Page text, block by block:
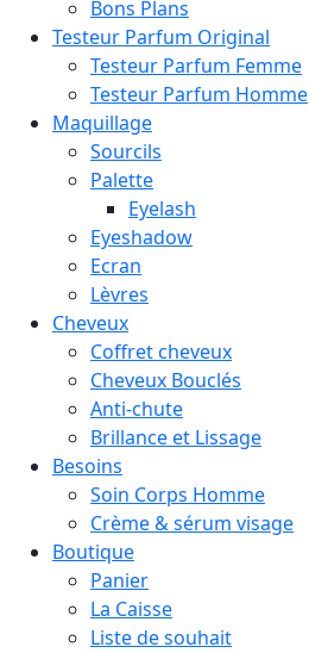
Bons Plans
Testeur Parfum Original
Testeur Parfum Femme
Testeur Parfum Homme
Maquillage
Sourcils
Palette
Eyelash
Eyeshadow
Ecran
Lèvres
Cheveux
Coffret cheveux
Cheveux Bouclés
Anti-chute
Brillance et Lissage
Besoins
Soin Corps Homme
Crème & sérum visage
Boutique
Panier
La Caisse
Liste de souhait